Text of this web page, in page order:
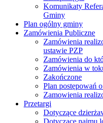
Komunikaty
Gminy
Plan ogólny gminy
Zamówienia Publiczne
Zamówienia
ustawie PZP
Zamówienia do
Zamówienia w
Zakończone
Plan postępowań
Zamowienia
Przetargi
Dotyczące
Dotyczące najmu